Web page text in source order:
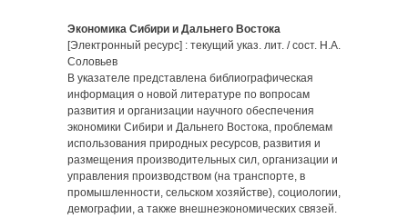
Экономика Сибири и Дальнего Востока
[Электронный ресурс] : текущий указ. лит. / сост. Н.А.
Соловьев
В указателе представлена библиографическая
информация о новой литературе по вопросам
развития и организации научного обеспечения
экономики Сибири и Дальнего Востока, проблемам
использования природных ресурсов, развития и
размещения производительных сил, организации и
управления производством (на транспорте, в
промышленности, сельском хозяйстве), социологии,
демографии, а также внешнеэкономических связей.